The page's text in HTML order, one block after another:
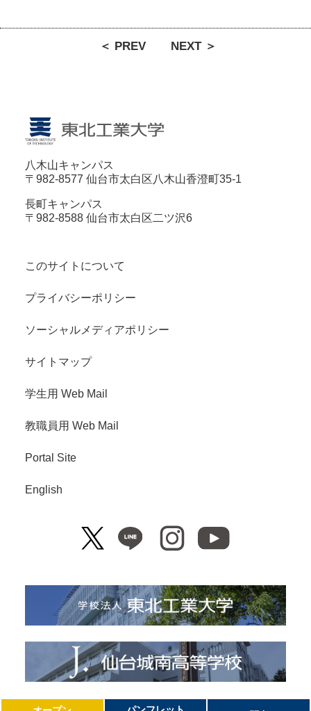
＜ PREV NEXT ＞
八木山キャンパス
〒982-8577 仙台市太白区八木山香澄町35-1
長町キャンパス
〒982-8588 仙台市太白区二ツ沢6
このサイトについて
プライバシーポリシー
ソーシャルメディアポリシー
サイトマップ
学生用 Web Mail
教職員用 Web Mail
Portal Site
English
Copyright© Tohoku Institute of Technology. All Right Reserved.